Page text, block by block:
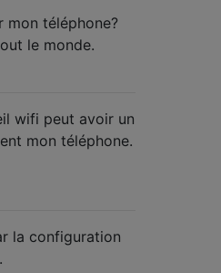
mon téléphone?
le monde.
wifi peut avoir un
mon téléphone.
la configuration